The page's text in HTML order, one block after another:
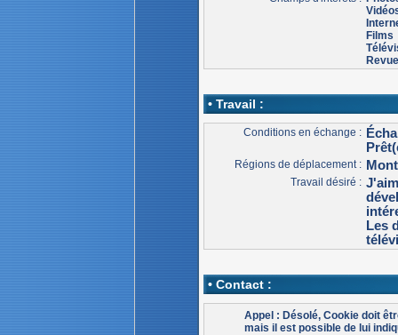
Films
• Travail :
Conditions en échange :
Régions de déplacement :
Travail désiré :
Les
• Contact :
Appel : Désolé, Cookie doit
mais il est possible de lui